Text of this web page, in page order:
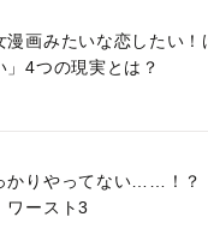
漫画みたいな恋したい！
」4つの現実とは？
かりやってない……！？
ワースト3